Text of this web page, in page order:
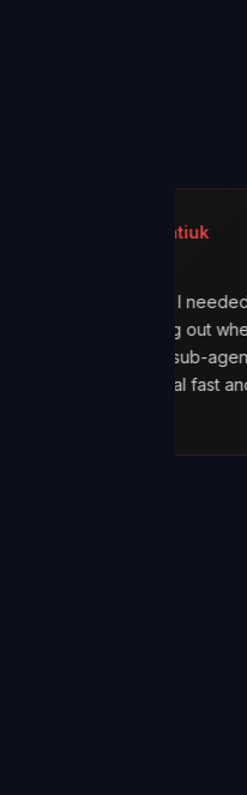
what I needed. The
figuring out where my
with sub-agents spawning
spiral fast and you have